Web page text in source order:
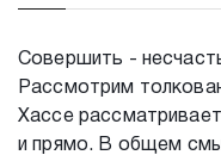
Совершить -
Рассмотрим
Хассе
и прямо. В общем